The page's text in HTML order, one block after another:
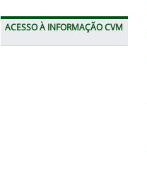
ACESSO À INFORMAÇÃO CVM